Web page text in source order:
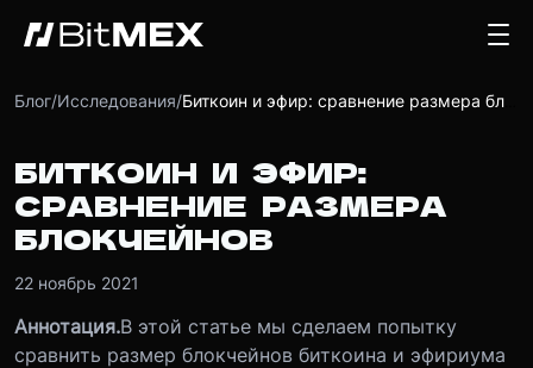
Блог/Исследования/
БИТКОИН И ЭФИР:
СРАВНЕНИЕ РАЗМЕРА
БЛОКЧЕЙНОВ
22 ноябрь 2021
Аннотация.В этой статье мы сделаем попытку
сравнить размер блокчейнов биткоина и эфириума